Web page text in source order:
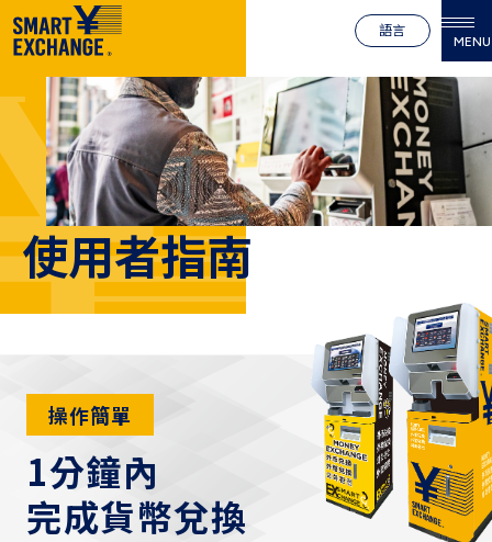
語言
MENU
使用者指南
操作簡單
1分鐘內
完成貨幣兌換